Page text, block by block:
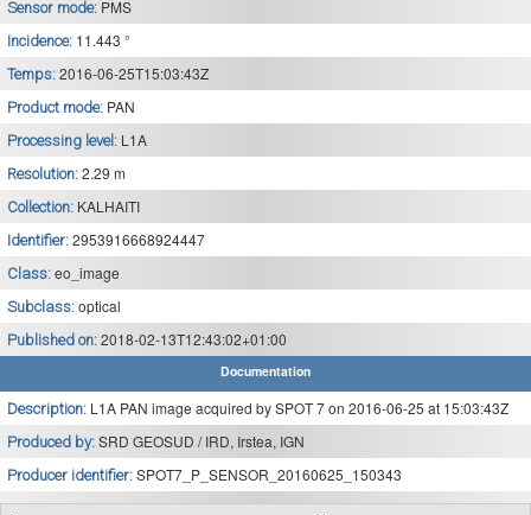
Sensor mode: PMS
Incidence: 11.443 °
Temps: 2016-06-25T15:03:43Z
Product mode: PAN
Processing level: L1A
Resolution: 2.29 m
Collection: KALHAITI
Identifier: 2953916668924447
Class: eo_image
Subclass: optical
Published on: 2018-02-13T12:43:02+01:00
Documentation
Description: L1A PAN image acquired by SPOT 7 on 2016-06-25 at 15:03:43Z
Produced by: SRD GEOSUD / IRD, Irstea, IGN
Producer identifier: SPOT7_P_SENSOR_20160625_150343